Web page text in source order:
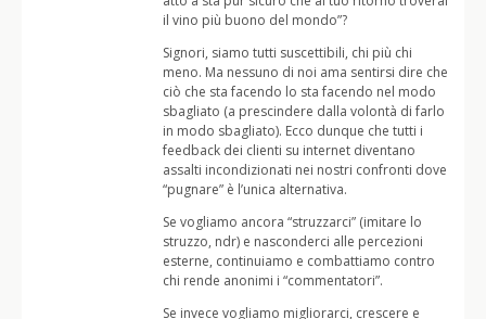
il vino più buono del mondo”?
Signori, siamo tutti suscettibili, chi più chi
meno. Ma nessuno di noi ama sentirsi dire che
ciò che sta facendo lo sta facendo nel modo
sbagliato (a prescindere dalla volontà di farlo
in modo sbagliato). Ecco dunque che tutti i
feedback dei clienti su internet diventano
assalti incondizionati nei nostri confronti dove
“pugnare” è l’unica alternativa.
Se vogliamo ancora “struzzarci” (imitare lo
struzzo, ndr) e nasconderci alle percezioni
esterne, continuiamo e combattiamo contro
chi rende anonimi i “commentatori”.
Se invece vogliamo migliorarci, crescere e